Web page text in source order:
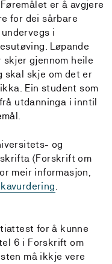
er å avgjere
for dei sårbare
i
Løpande
gjennom heile
skje om det er
Ein student som
utdanninga i inntil
og
(Forskrift om
meir informasjon,
.
for å kunne
6 i Forskrift om
må ikkje vere